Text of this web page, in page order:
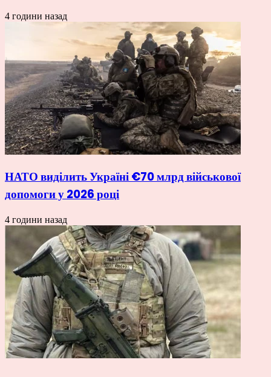
4 години назад
НАТО виділить Україні €70 млрд військової
допомоги у 2026 році
4 години назад